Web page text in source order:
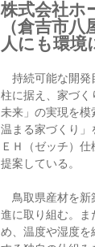
株式会社ホ
（倉吉市
人にも環境
持続可能な開発
柱に据え、家づく
未来」の実現を模
温まる家づくり」
ＥＨ（ゼッチ）
提案している。
鳥取県産材を新
進に取り組む。ま
め、温度や湿度を